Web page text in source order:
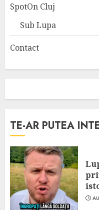
SpotOn Cluj
Sub Lupa
Contact
TE-AR PUTEA